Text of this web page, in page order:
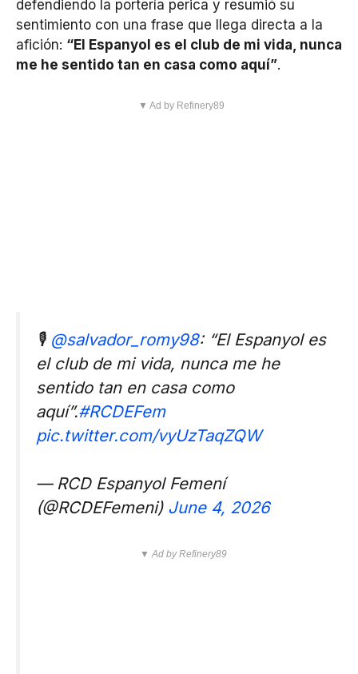
defendiendo la portería perica y resumió su
sentimiento con una frase que llega directa a la
afición: “El Espanyol es el club de mi vida, nunca
me he sentido tan en casa como aquí”.
▼ Ad by Refinery89
🎙️ @salvador_romy98: “El Espanyol es
el club de mi vida, nunca me he
sentido tan en casa como
aquí”.#RCDEFem
pic.twitter.com/vyUzTaqZQW
— RCD Espanyol Femení
(@RCDEFemeni) June 4, 2026
▼ Ad by Refinery89